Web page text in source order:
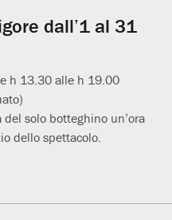
dall’1 al 31
h 13.30 alle h 19.00
del solo botteghino un’ora
dello spettacolo.